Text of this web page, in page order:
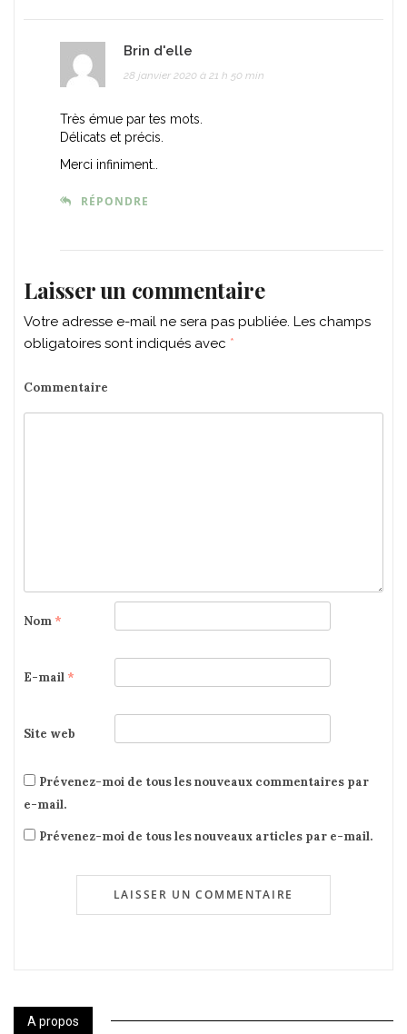
Brin d'elle
28 janvier 2020 à 21 h 50 min
Très émue par tes mots.
Délicats et précis.
Merci infiniment..
RÉPONDRE
Laisser un commentaire
Votre adresse e-mail ne sera pas publiée. Les champs
obligatoires sont indiqués avec *
Commentaire
Nom *
E-mail *
Site web
Prévenez-moi de tous les nouveaux commentaires par
e-mail.
Prévenez-moi de tous les nouveaux articles par e-mail.
A propos